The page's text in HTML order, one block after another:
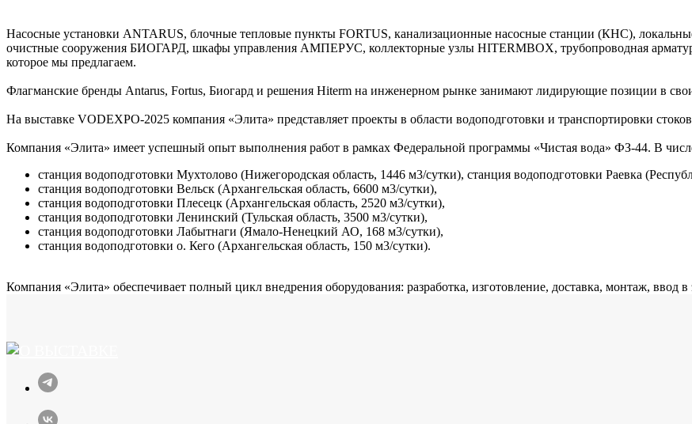
Насосные установки ANTARUS, блочные тепловые пункты FORTUS, канализационные насосные станции (КНС),
очистные сооружения БИОГАРД, шкафы управления АМПЕРУС, коллекторные узлы HITERMBOX, трубопроводная
которое мы предлагаем.
Флагманские бренды Antarus, Fortus, Биогард и решения Hiterm на инженерном рынке занимают лидирующие позиции в
На выставке VODEXPO-2025 компания «Элита» представляет проекты в области водоподготовки и транспортировки
Компания «Элита» имеет успешный опыт выполнения работ в рамках Федеральной программы «Чистая вода» ФЗ-44. В
станция водоподготовки Мухтолово (Нижегородская область, 1446 м3/сутки), станция водоподготовки Раевка
станция водоподготовки Вельск (Архангельская область, 6600 м3/сутки),
станция водоподготовки Плесецк (Архангельская область, 2520 м3/сутки),
станция водоподготовки Ленинский (Тульская область, 3500 м3/сутки),
станция водоподготовки Лабытнаги (Ямало-Ненецкий АО, 168 м3/сутки),
станция водоподготовки о. Кего (Архангельская область, 150 м3/сутки).
Компания «Элита» обеспечивает полный цикл внедрения оборудования: разработка, изготовление, доставка, монтаж, ввод